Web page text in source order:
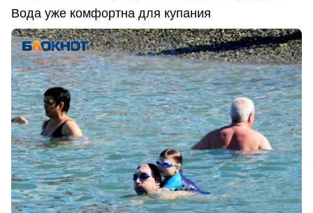
Вода уже комфортна для купания